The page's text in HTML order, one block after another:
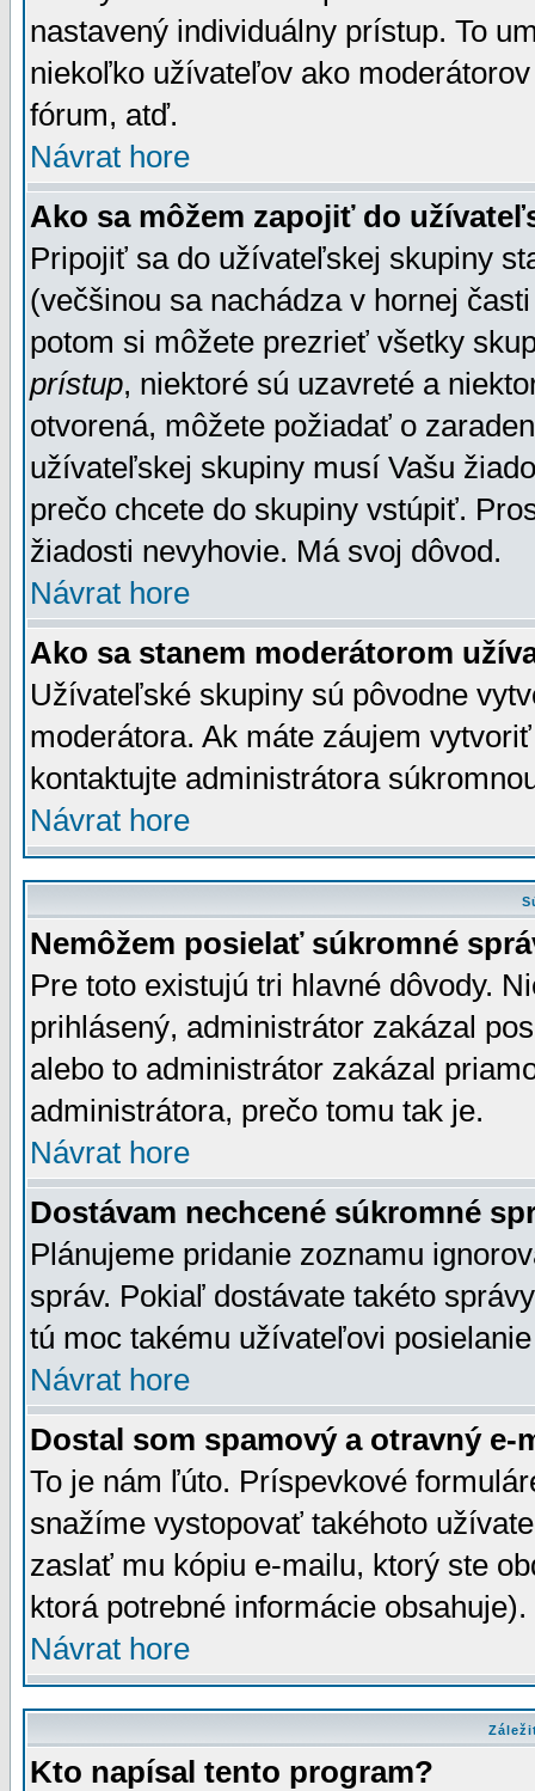
nastavený individuálny prístup. To
niekoľko užívateľov ako
fórum, atď.
Návrat hore
Ako sa môžem zapojiť do
Pripojiť sa do užívateľskej skupiny
(večšinou sa nachádza v hornej
potom si môžete prezrieť všetky
prístup, niektoré sú uzavreté a
otvorená, môžete požiadať o
užívateľskej skupiny musí Vašu
prečo chcete do skupiny vstúpiť.
žiadosti nevyhovie. Má svoj dôvod.
Návrat hore
Ako sa stanem moderátorom
Užívateľské skupiny sú pôvodne
moderátora. Ak máte záujem
kontaktujte administrátora
Návrat hore
Nemôžem posielať súkromné
Pre toto existujú tri hlavné dôvody.
prihlásený, administrátor zakázal
alebo to administrátor zakázal
administrátora, prečo tomu tak je.
Návrat hore
Dostávam nechcené súkromné
Plánujeme pridanie zoznamu
správ. Pokiaľ dostávate takéto
tú moc takému užívateľovi
Návrat hore
Dostal som spamový a otravný e-
To je nám ľúto. Príspevkové
snažíme vystopovať takéhoto
zaslať mu kópiu e-mailu, ktorý ste
ktorá potrebné informácie
Návrat hore
Kto napísal tento program?